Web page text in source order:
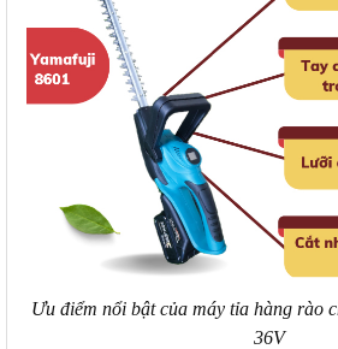
Ưu điểm nổi bật của máy tỉa hàng rào
36V